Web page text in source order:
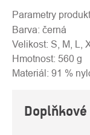
Parametry
Barva: černá
Velikost: S, M, L,
Hmotnost: 560 g
Materiál: 91 %